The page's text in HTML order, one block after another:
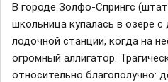
В городе Золфо-Спрингс
школьница купалась в озере с
лодочной станции, когда на
огромный аллигатор.
относительно благополучно: